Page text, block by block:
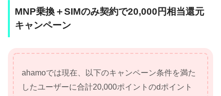
MNP乗換＋SIMのみ契約で20,000円相当還元
キャンペーン
ahamoでは現在、以下のキャンペーン条件を満た
したユーザーに合計20,000ポイントのdポイント